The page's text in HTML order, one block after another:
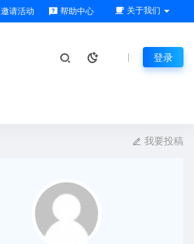
邀请活动 帮助中心 关于我们
登录
我要投稿